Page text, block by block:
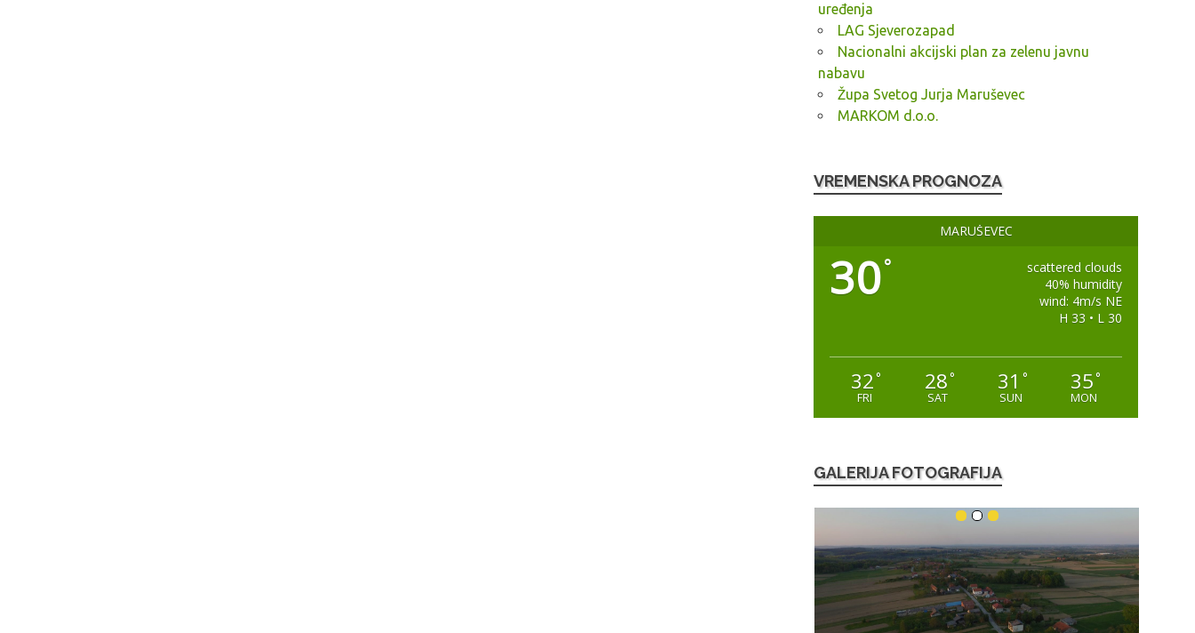
uređenja
LAG Sjeverozapad
Nacionalni akcijski plan za zelenu javnu
nabavu
Župa Svetog Jurja Maruševec
MARKOM d.o.o.
VREMENSKA PROGNOZA
MARUŠEVEC
30°
scattered clouds
40% humidity
wind: 4m/s NE
H 33 • L 30
32°
FRI
28°
SAT
31 °
SUN
35°
MON
GALERIJA FOTOGRAFIJA